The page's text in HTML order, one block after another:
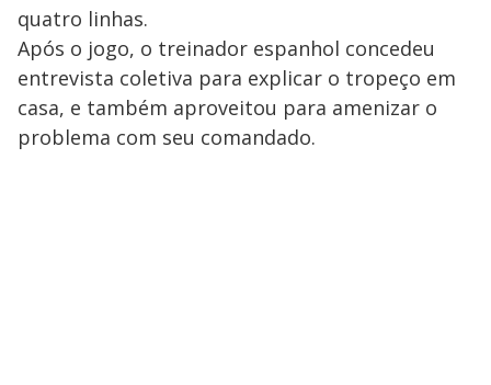
quatro linhas.
Após o jogo, o treinador espanhol concedeu
entrevista coletiva para explicar o tropeço em
casa, e também aproveitou para amenizar o
problema com seu comandado.